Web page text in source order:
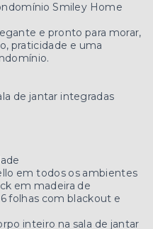
Smiley Home
e pronto para morar,
praticidade e uma
de jantar integradas
em todos os ambientes
em madeira de
folhas com blackout e
inteiro na sala de jantar